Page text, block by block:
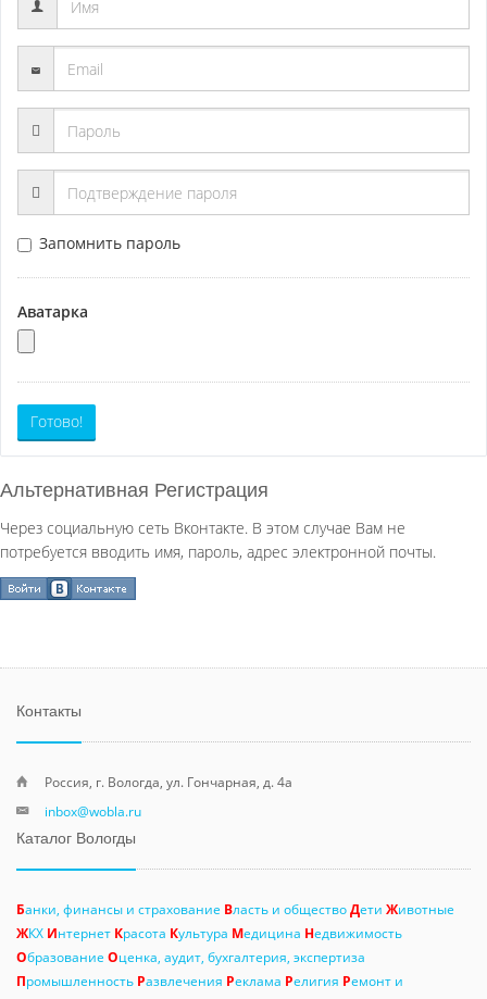
Запомнить пароль
Аватарка
Готово!
Альтернативная Регистрация
Через социальную сеть Вконтакте. В этом случае Вам не
потребуется вводить имя, пароль, адрес электронной почты.
Контакты
Россия, г. Вологда, ул. Гончарная, д. 4а
inbox@wobla.ru
Каталог Вологды
Банки, финансы и страхование Власть и обществоДети Животные
ЖКХ Интернет Красота Культура Медицина Недвижимость
Образование Оценка, аудит, бухгалтерия, экспертиза
Промышленность Развлечения Реклама Религия Ремонт и